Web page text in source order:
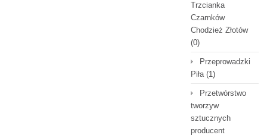
Trzcianka
Czarnków
Chodzież Złotów
(0)
Przeprowadzki
Piła(1)
Przetwórstwo
tworzyw
sztucznych
producent